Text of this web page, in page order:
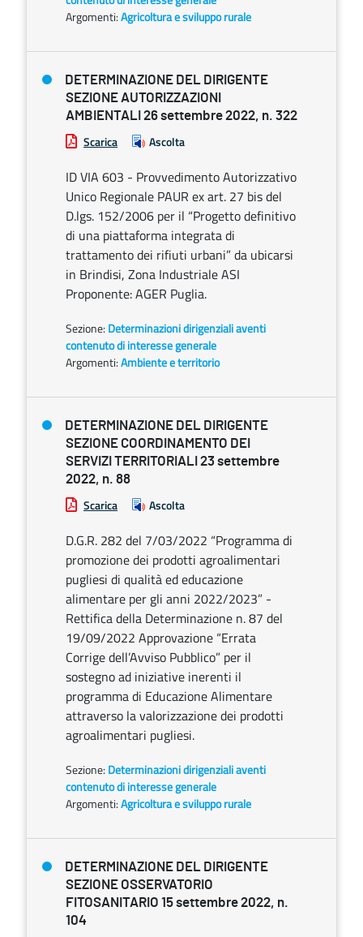
Argomenti:Agricoltura e sviluppo rurale
DETERMINAZIONE DEL DIRIGENTE
SEZIONE AUTORIZZAZIONI
AMBIENTALI 26 settembre 2022, n. 322
Scarica Ascolta
ID VIA 603 - Provvedimento Autorizzativo
Unico Regionale PAUR ex art. 27 bis del
D.lgs. 152/2006 per il “Progetto definitivo
di una piattaforma integrata di
trattamento dei rifiuti urbani” da ubicarsi
in Brindisi, Zona Industriale ASI
Proponente: AGER Puglia.
Sezione: Determinazioni dirigenziali aventi
contenuto di interesse generale
Argomenti:Ambiente e territorio
DETERMINAZIONE DEL DIRIGENTE
SEZIONE COORDINAMENTO DEI
SERVIZI TERRITORIALI 23 settembre
2022, n. 88
Scarica Ascolta
D.G.R. 282 del 7/03/2022 “Programma di
promozione dei prodotti agroalimentari
pugliesi di qualità ed educazione
alimentare per gli anni 2022/2023” -
Rettifica della Determinazione n. 87 del
19/09/2022 Approvazione “Errata
Corrige dell’Avviso Pubblico” per il
sostegno ad iniziative inerenti il
programma di Educazione Alimentare
attraverso la valorizzazione dei prodotti
agroalimentari pugliesi.
Sezione: Determinazioni dirigenziali aventi
contenuto di interesse generale
Argomenti:Agricoltura e sviluppo rurale
DETERMINAZIONE DEL DIRIGENTE
SEZIONE OSSERVATORIO
FITOSANITARIO 15 settembre 2022, n.
104